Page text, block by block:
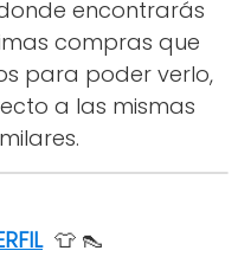
encontrarás
compras que
para poder verlo,
a las mismas
👕 👠